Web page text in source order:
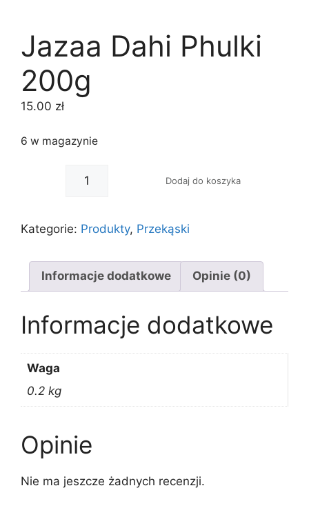
Jazaa Dahi Phulki
200g
15.00 zł
6 w magazynie
Dodaj do koszyka
Kategorie: Produkty, Przekąski
Informacje dodatkowe Opinie (0)
Informacje dodatkowe
Waga
0.2 kg
Opinie
Nie ma jeszcze żadnych recenzji.